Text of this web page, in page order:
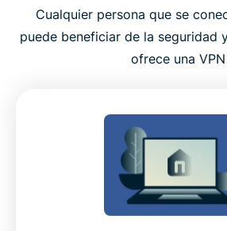
Cualquier persona que se
puede beneficiar de la seguridad
ofrece una VPN